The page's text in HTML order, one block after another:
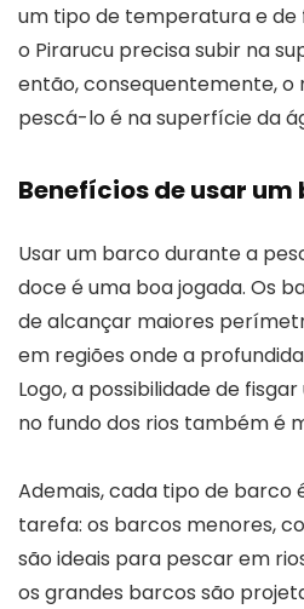
um tipo de temperatura e de
o Pirarucu precisa subir na
então, consequentemente, o
pescá-lo é na superfície da
Benefícios de usar um
Usar um barco durante a
doce é uma boa jogada. Os
de alcançar maiores
em regiões onde a
Logo, a possibilidade de
no fundo dos rios também é
Ademais, cada tipo de barco
tarefa: os barcos menores,
são ideais para pescar em
os grandes barcos são